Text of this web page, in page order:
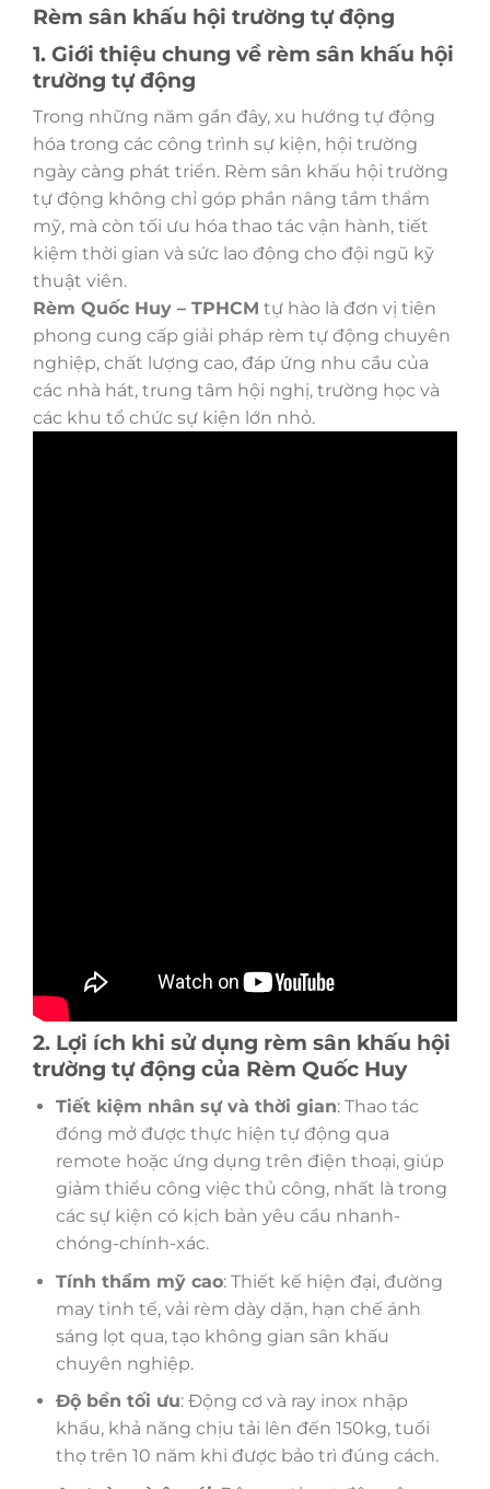
Rèm sân khấu hội trường tự động
1. Giới thiệu chung về rèm sân khấu hội
trường tự động
Trong những năm gần đây, xu hướng tự động
hóa trong các công trình sự kiện, hội trường
ngày càng phát triển. Rèm sân khấu hội trường
tự động không chỉ góp phần nâng tầm thẩm
mỹ, mà còn tối ưu hóa thao tác vận hành, tiết
kiệm thời gian và sức lao động cho đội ngũ kỹ
thuật viên.
Rèm Quốc Huy – TPHCM tự hào là đơn vị tiên
phong cung cấp giải pháp rèm tự động chuyên
nghiệp, chất lượng cao, đáp ứng nhu cầu của
các nhà hát, trung tâm hội nghị, trường học và
các khu tổ chức sự kiện lớn nhỏ.
2. Lợi ích khi sử dụng rèm sân khấu hội
trường tự động của Rèm Quốc Huy
Tiết kiệm nhân sự và thời gian: Thao tác
đóng mở được thực hiện tự động qua
remote hoặc ứng dụng trên điện thoại, giúp
giảm thiểu công việc thủ công, nhất là trong
các sự kiện có kịch bản yêu cầu nhanh-
chóng-chính-xác.
Tính thẩm mỹ cao: Thiết kế hiện đại, đường
may tinh tế, vải rèm dày dặn, hạn chế ánh
sáng lọt qua, tạo không gian sân khấu
chuyên nghiệp.
Độ bền tối ưu: Động cơ và ray inox nhập
khẩu, khả năng chịu tải lên đến 150kg, tuổi
thọ trên 10 năm khi được bảo trì đúng cách.